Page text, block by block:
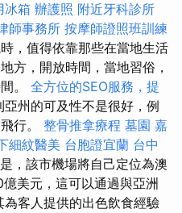
冰箱 辦護照 附近牙科診所
師事務所 按摩師證照班訓練
，值得依靠那些在當地生活
方，開放時間，當地習俗，
。 全方位的SEO服務，提
州的可及性不是很好，例
行。 整骨推拿療程 墓園 嘉
細紋醫美 台胞證宜蘭 台中
，該市機場將自己定位為澳
美元，這可以通過與亞洲
客人提供的出色飲食經驗